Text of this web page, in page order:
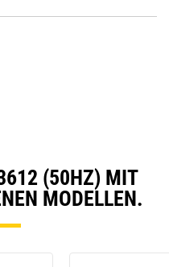
(50HZ) MIT
MODELLEN.